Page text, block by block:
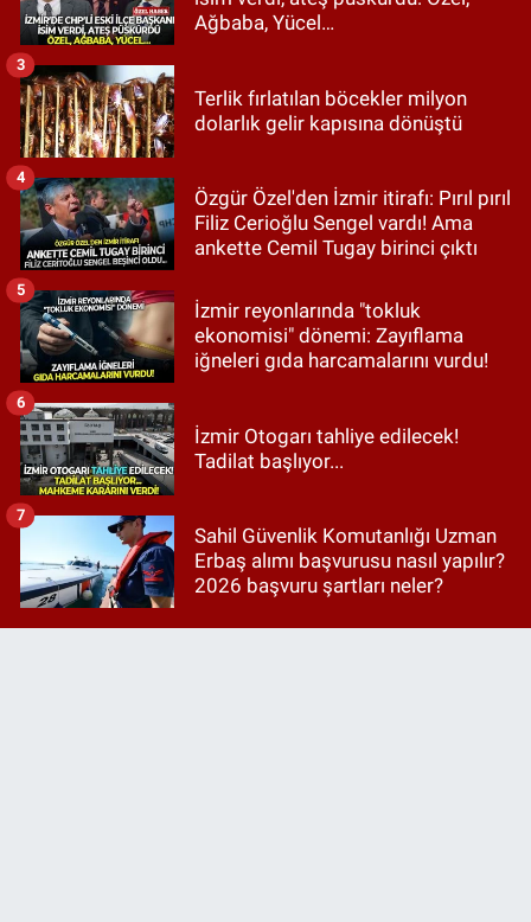
Ağbaba, Yücel…
Terlik fırlatılan böcekler milyon
dolarlık gelir kapısına dönüştü
3
Özgür Özel'den İzmir itirafı: Pırıl pırıl
Filiz Cerioğlu Sengel vardı! Ama
ankette Cemil Tugay birinci çıktı
4
İzmir reyonlarında "tokluk
ekonomisi" dönemi: Zayıflama
iğneleri gıda harcamalarını vurdu!
5
İzmir Otogarı tahliye edilecek!
Tadilat başlıyor...
6
Sahil Güvenlik Komutanlığı Uzman
Erbaş alımı başvurusu nasıl yapılır?
2026 başvuru şartları neler?
7